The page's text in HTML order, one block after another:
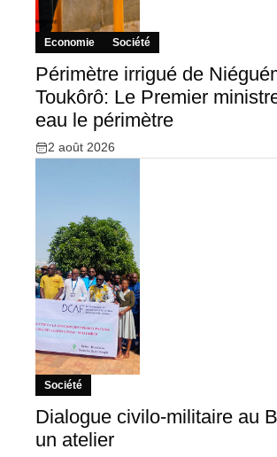
Economie Société
Périmètre irrigué de
Toukôrô: Le Premier
eau le périmètre
2 août 2026
Société
Dialogue civilo-militaire au
un atelier